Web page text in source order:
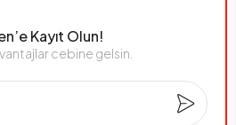
Kayıt Olun!
cebine gelsin.